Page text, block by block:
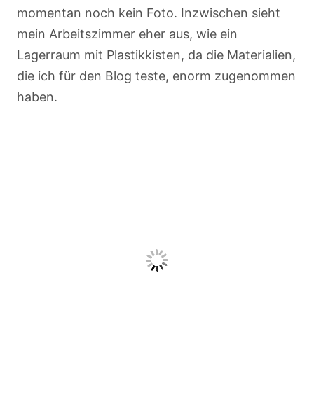
momentan noch kein Foto. Inzwischen sieht
mein Arbeitszimmer eher aus, wie ein
Lagerraum mit Plastikkisten, da die Materialien,
die ich für den Blog teste, enorm zugenommen
haben.